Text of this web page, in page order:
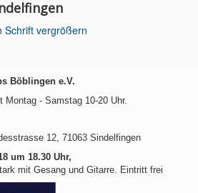
Schrift vergrößern
Böblingen e.V.
- Samstag 10-20 Uhr.
12, 71063 Sindelfingen
um 18.30 Uhr,
mit Gesang und Gitarre. Eintritt frei